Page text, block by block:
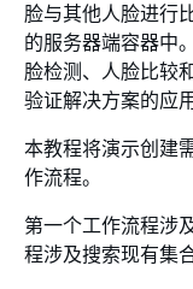
脸与其他人脸进行
的服务器端容器中
脸检测、人脸比较
验证解决方案的应
本教程将演示创建
作流程。
第一个工作流程涉
程涉及搜索现有集